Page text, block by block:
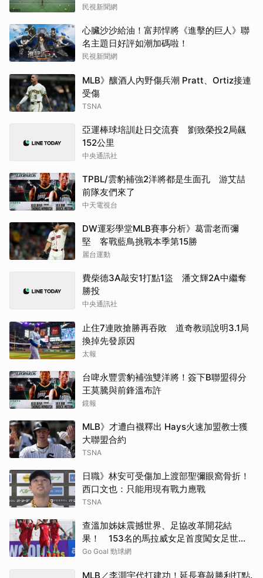
民視新聞網
心臟沙沙給油！富邦悍將《進擊的巨人》聯
名主題日好評如潮加碼啦！
民視新聞網
MLB》釀酒人內野傷兵潮 Pratt、Ortiz接連
受傷
TSNA
亞運棒球培訓赴日交流賽 劉致榮投2局飆
152公里
中央通訊社
TPBL/雲豹補強2洋將都是生面孔 游艾喆
前隊友們來了
中天電視台
DW運彩學堂MLB賽事分析》葛雷老而彌
堅 客戰藍鳥挑戰本季第15勝
麗台運動
費柴德3A敲安1打點1盜 潘文輝2A中繼奪
勝投
中央通訊社
止住7連敗搶勝再吞敗 道奇教頭說明3.1局
換掉先發原因
太報
台啤永豐雲豹補強雙洋將！簽下B聯盟得分
王莫騰與前鋒溫布許
鏡報
MLB》才遭白襪釋出 Hays火速加盟教士獲
大聯盟合約
TSNA
日職》林安可受傷加上渡部聖彌眼窩骨折！
西口文也：只能用現有戰力應戰
TSNA
查溫加姊妹震撼世界、足協改革開花結
果！ 153名的馬拉威女足首度闖女足世界
盃
Go Goal 勁球網
MLB／李灝宇代打建功！延長賽敲勝利打點.